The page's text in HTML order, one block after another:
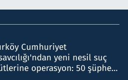
Cumhuriyet
yeni nesil suç
operasyon: 50 şüpheli